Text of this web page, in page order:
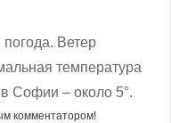
Ветер
температура
в Софии – около 5°.
комментатором!